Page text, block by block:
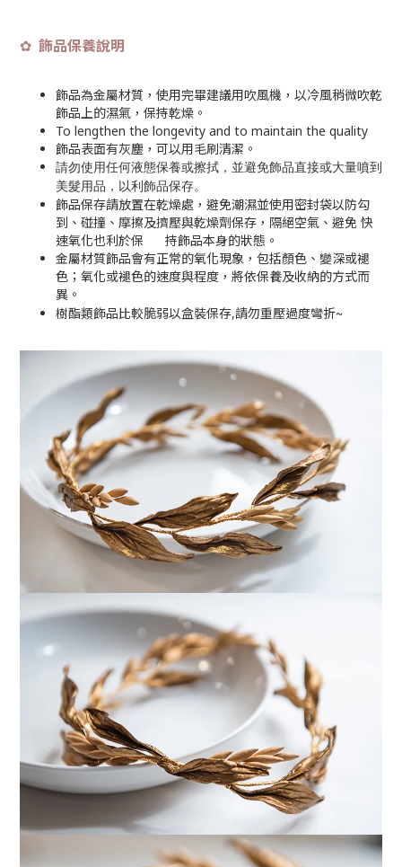
✿ 飾品保養說明
飾品為金屬材質，使用完畢建議用吹風機，以冷風稍微吹乾
飾品上的濕氣，保持乾燥。
To lengthen the longevity and to maintain the quality
飾品表面有灰塵，可以用毛刷清潔。
請勿使用任何液態保養或擦拭，並避免飾品直接或大量噴到
美髮用品，以利飾品保存。
飾品保存請放置在乾燥處，避免潮濕並使用密封袋以防勾
到、碰撞、摩擦及擠壓與乾燥劑保存，隔絕空氣、避免 快
速氧化也利於保 持飾品本身的狀態。
金屬材質飾品會有正常的氧化現象，包括顏色、變深或褪
色；氧化或褪色的速度與程度，將依保養及收納的方式而
異。
樹酯類飾品比較脆弱以盒裝保存,請勿重壓過度彎折~